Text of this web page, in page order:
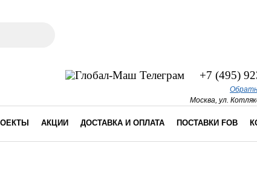
+7 (495)
Москва, ул.
АКЦИИ ДОСТАВКА И ОПЛАТА ПОСТАВКИ FOB